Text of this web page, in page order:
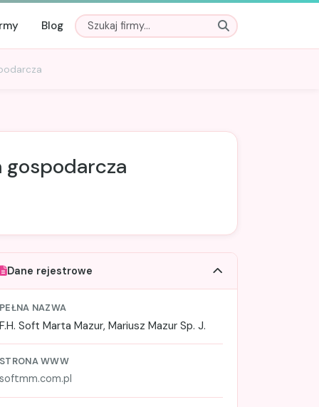
Blog
Dane rejestrowe
PEŁNA NAZWA
F.H. Soft Marta Mazur, Mariusz Mazur Sp. J.
STRONA WWW
softmm.com.pl